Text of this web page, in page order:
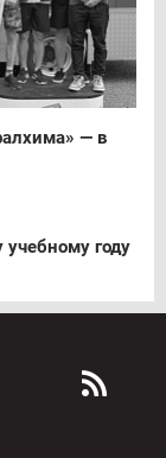
— в
учебному году